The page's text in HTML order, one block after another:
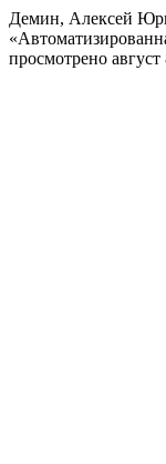
Демин, Алексей
просмотрено